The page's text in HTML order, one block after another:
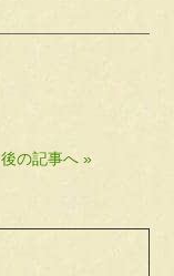
後の記事へ »